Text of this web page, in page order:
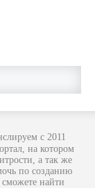
с 2011
на котором
а так же
по созданию
найти